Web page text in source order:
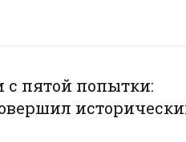
с пятой попытки: